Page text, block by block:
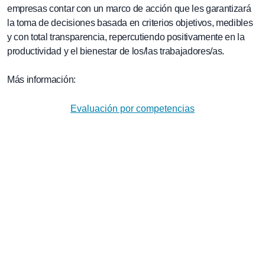
empresas contar con un marco de acción que les garantizará
la toma de decisiones basada en criterios objetivos, medibles
y con total transparencia, repercutiendo positivamente en la
productividad y el bienestar de los/las trabajadores/as.
Más información:
Evaluación por competencias